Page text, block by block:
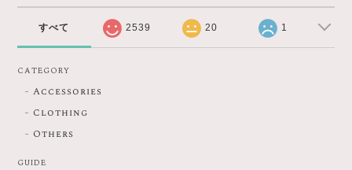
すべて 2539 20 1
CATEGORY
Accessories
Clothing
Others
GUIDE